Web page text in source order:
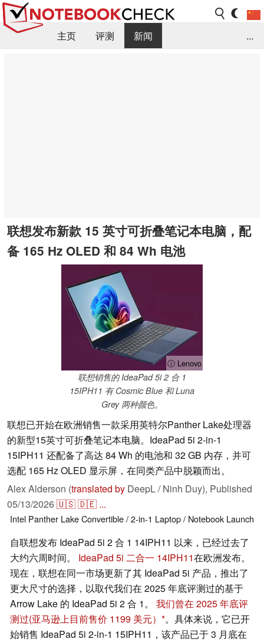
主页 评测
新闻
...
联想发布新款 15 英寸可折叠笔记本电脑，配
备 165 Hz OLED 和 84 Wh 电池
ⓘ Lenovo
联想销售的 IdeaPad 5i 2 合 1
15IPH11 有 Cosmic Blue 和 Luna
Grey 两种颜色。
联想已开始在欧洲销售一款采用英特尔Panther Lake处理器
的新型15英寸可折叠笔记本电脑。IdeaPad 5i 2-in-1
15IPH11 还配备了高达 84 Wh 的电池和 32 GB 内存，并可
选配 165 Hz OLED 显示屏，在同类产品中脱颖而出。
Alex Alderson (translated by DeepL / Ninh Duy), Published
05/13/2026🇺🇸🇩🇪 ...
Intel Panther LakeConvertible / 2-in-1 Laptop / Notebook Launch
自联想发布 IdeaPad 5i 2 合 1 14IPH11 以来，已经过去了
大约六周时间。 IdeaPad 5i 二合一 14IPH11在欧洲发布。
现在，联想在同一市场更新了其 IdeaPad 5i 产品，推出了
更大尺寸的选择，以取代我们在 2025 年底评测过的基于
Arrow Lake 的 IdeaPad 5i 2 合 1。 我们曾在 2025 年底评
测过(亚马逊上目前售价 1199 美元）
。具体来说，它已开
始销售 IdeaPad 5i 2-in-1 15IPH11，该产品已于 3 月底在